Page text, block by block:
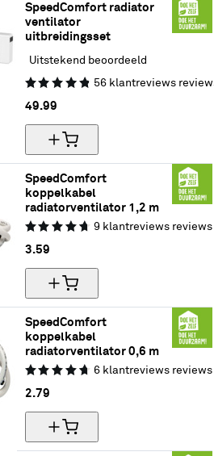
SpeedComfort radiator
ventilator
uitbreidingsset
Uitstekend beoordeeld
56 klantreviews
49.99
SpeedComfort
koppelkabel
radiatorventilator 1,2 m
9 klantreviews reviews
3.59
SpeedComfort
koppelkabel
radiatorventilator 0,6 m
6 klantreviews reviews
2.79